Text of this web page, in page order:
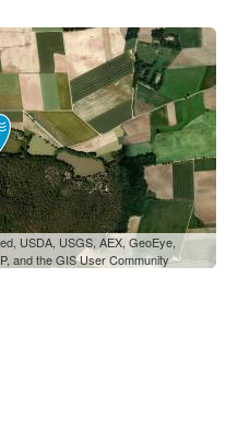
USDA, USGS, AEX, GeoEye,
and the GIS User Community